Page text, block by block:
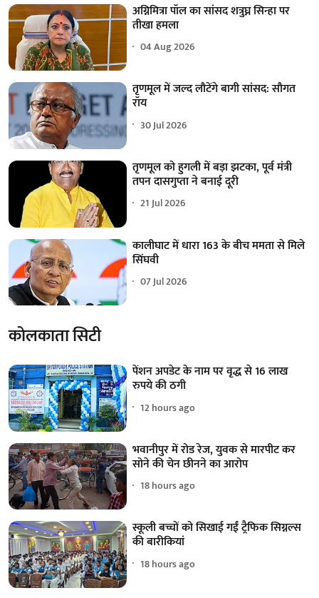
अग्निमित्रा पॉल का सांसद शत्रुघ्न सिन्हा पर
तीखा हमला
04 Aug 2026
तृणमूल में जल्द लौटेंगे बागी सांसद: सौगत
रॉय
30 Jul 2026
तृणमूल को हुगली में बड़ा झटका, पूर्व मंत्री
तपन दासगुप्ता ने बनाई दूरी
21 Jul 2026
कालीघाट में धारा 163 के बीच ममता से मिले
सिंघवी
07 Jul 2026
कोलकाता सिटी
पेंशन अपडेट के नाम पर वृद्ध से 16 लाख
रुपये की ठगी
12 hours ago
भवानीपुर में रोड रेज, युवक से मारपीट कर
सोने की चेन छीनने का आरोप
18 hours ago
स्कूली बच्चों को सिखाई गईं ट्रैफिक सिग्नल्स
की बारीकियां
18 hours ago